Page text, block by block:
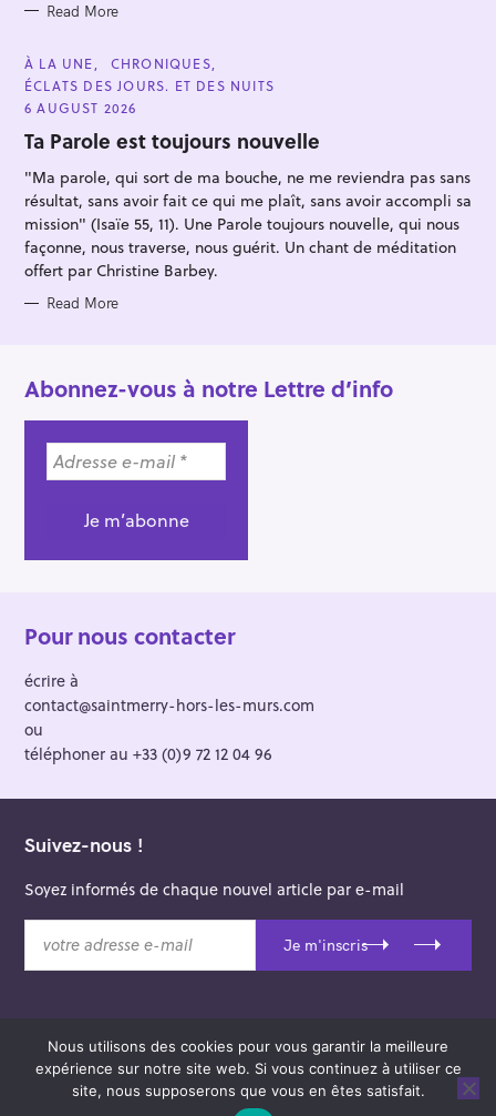
Read More
C
A
T
E
O
R
E
À LA UNE
CHRONIQUES
ÉCLATS DES JOURS. ET DES NUITS
6 AUGUST 2026
Ta Parole est toujours nouvelle
"Ma parole, qui sort de ma bouche, ne me reviendra pas sans
résultat, sans avoir fait ce qui me plaît, sans avoir accompli sa
mission" (Isaïe 55, 11). Une Parole toujours nouvelle, qui nous
façonne, nous traverse, nous guérit. Un chant de méditation
offert par Christine Barbey.
Read More
Abonnez-vous à notre Lettre d’info
Pour nous contacter
écrire à
contact@saintmerry-hors-les-murs.com
ou
téléphoner au +33 (0)9 72 12 04 96
Suivez-nous !
Soyez informés de chaque nouvel article par e-mail
t
Je m'inscris
© 2026 Saint-Merry Hors-les-Murs.
Theme: Felt byPixelgrade.
o
:
Nous utilisons des cookies pour vous garantir la meilleure
expérience sur notre site web. Si vous continuez à utiliser ce
site, nous supposerons que vous en êtes satisfait.